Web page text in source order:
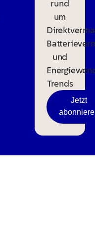
rund
um
und
Trends
Jetzt